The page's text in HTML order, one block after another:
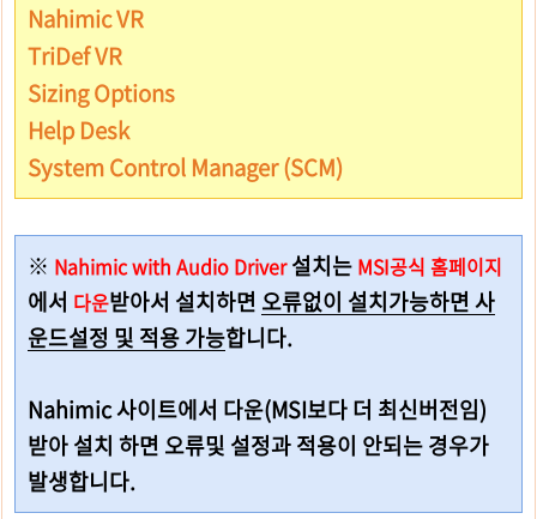
Nahimic VR
TriDef VR
Sizing Options
Help Desk
System Control Manager (SCM)
※ Nahimic with Audio Driver 설치는 MSI공식 홈페이지
에서 다운받아서 설치하면 오류없이 설치가능하면 사
운드설정 및 적용 가능합니다.
Nahimic 사이트에서 다운(MSI보다 더 최신버전임)
받아 설치 하면 오류및 설정과 적용이 안되는 경우가
발생합니다.